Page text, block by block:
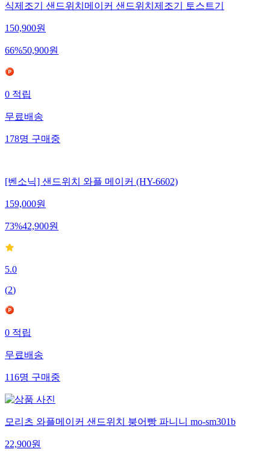
식제조기 샌드위치메이커 샌드위치제조기 토스트기
150,900원
66%50,900원
0 적립
무료배송
178명 구매중
[벤소닉] 샌드위치 와플 메이커 (HY-6602)
159,000원
73%42,900원
5.0
(2)
0적립
무료배송
116명구매중
모리츠 와플메이커 샌드위치 붕어빵 파니니 mo-sm301b
22,900원